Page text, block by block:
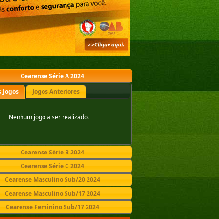
Cearense Série A 2024
Jogos
Jogos Anteriores
Nenhum jogo a ser realizado.
Cearense Série B 2024
Cearense Série C 2024
Cearense Masculino Sub/20 2024
Cearense Masculino Sub/17 2024
Cearense Feminino Sub/17 2024